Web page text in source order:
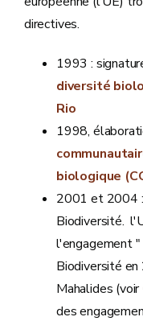
directives.
1993 :
diversité
Rio
1998,
biologique
2001 et 2004
Biodiversité.
l'engagement
Biodiversité
Mahalides (voir
des